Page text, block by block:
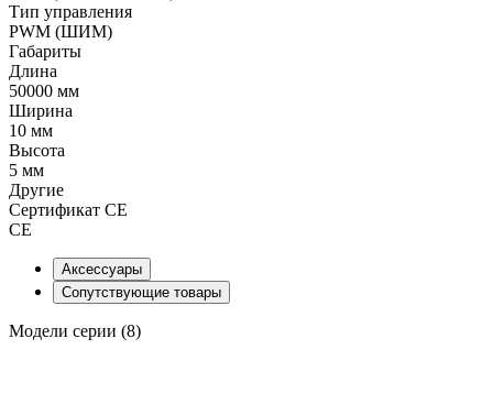
Тип управления
PWM (ШИМ)
Габариты
Длина
50000 мм
Ширина
10 мм
Высота
5 мм
Другие
Сертификат CE
CE
Аксессуары
Сопутствующие товары
Модели серии (8)